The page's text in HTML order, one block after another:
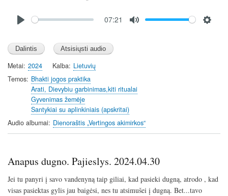
l
a
y
07:21
Metai 2024 Kalba Lietuvių
Temos Bhakti jogos praktika
Arati, Dievybiu garbinimas,kiti ritualai
Gyvenimas žemėje
Santykiai su aplinkiniais (apskritai)
Audio albumai
Dienoraštis „Vertingos akimirkos“
Anapus dugno. Pajieslys. 2024.04.30
Jei tu panyri į savo vandenyną taip giliai, kad pasieki dugną, atrodo , kad
visas pasiektas gylis jau baigėsi, nes tu atsimušei į dugną. Bet...tavo